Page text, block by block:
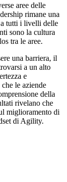
aree delle
rimane una
tutti i livelli delle
sono la cultura
tra le aree.
una barriera, il
a un alto
e
le aziende
della
rivelano che
miglioramento di
di Agility.